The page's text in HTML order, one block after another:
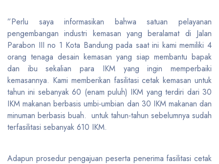
”Perlu saya informasikan bahwa satuan pelayanan
pengembangan industri kemasan yang beralamat di Jalan
Parabon III no 1 Kota Bandung pada saat ini kami memiliki 4
orang tenaga desain kemasan yang siap membantu bapak
dan ibu sekalian para IKM yang ingin memperbaiki
kemasannya. Kami memberikan fasilitasi cetak kemasan untuk
tahun ini sebanyak 60 (enam puluh) IKM yang terdiri dari 30
IKM makanan berbasis umbi-umbian dan 30 IKM makanan dan
minuman berbasis buah. untuk tahun-tahun sebelumnya sudah
terfasilitasi sebanyak 610 IKM.
Adapun prosedur pengajuan peserta penerima fasilitasi cetak